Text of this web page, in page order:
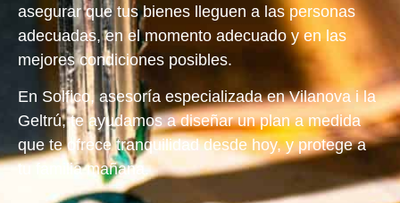
asegurar que tus bienes lleguen a las personas
adecuadas, en el momento adecuado y en las
mejores condiciones posibles.
En Solfico, asesoría especializada en Vilanova i la
Geltrú, te ayudamos a diseñar un plan a medida
que te ofrece tranquilidad desde hoy, y protege a
tu familia mañana.